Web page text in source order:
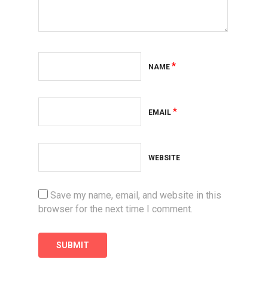
NAME *
EMAIL *
WEBSITE
Save my name, email, and website in this
browser for the next time I comment.